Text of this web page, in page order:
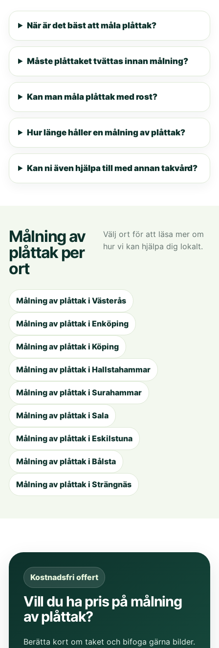
När är det bäst att måla plåttak?
Måste plåttaket tvättas innan målning?
Kan man måla plåttak med rost?
Hur länge håller en målning av plåttak?
Kan ni även hjälpa till med annan takvård?
Målning av
plåttak per
ort
Välj ort för att läsa mer om
hur vi kan hjälpa dig lokalt.
Målning av plåttak i Västerås
Målning av plåttak i Enköping
Målning av plåttak i Köping
Målning av plåttak i Hallstahammar
Målning av plåttak i Surahammar
Målning av plåttak i Sala
Målning av plåttak i Eskilstuna
Målning av plåttak i Bålsta
Målning av plåttak i Strängnäs
Kostnadsfri offert
Vill du ha pris på målning
av plåttak?
Berätta kort om taket och bifoga gärna bilder.